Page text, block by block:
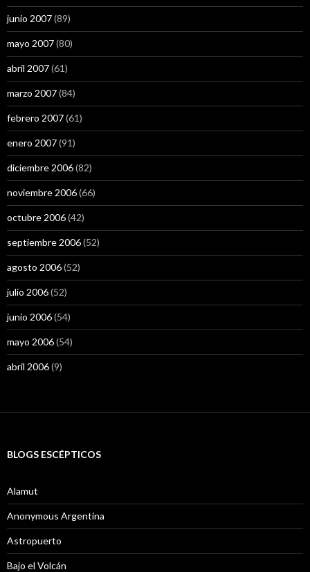
junio 2007(89)
mayo 2007(80)
abril 2007(61)
marzo 2007(84)
febrero 2007(61)
enero 2007(91)
diciembre 2006(82)
noviembre 2006(66)
octubre 2006(42)
septiembre 2006(52)
agosto 2006(52)
julio 2006(52)
junio 2006(54)
mayo 2006(54)
abril 2006(9)
BLOGS ESCÉPTICOS
Alamut
Anonymous Argentina
Astropuerto
Bajo el Volcán